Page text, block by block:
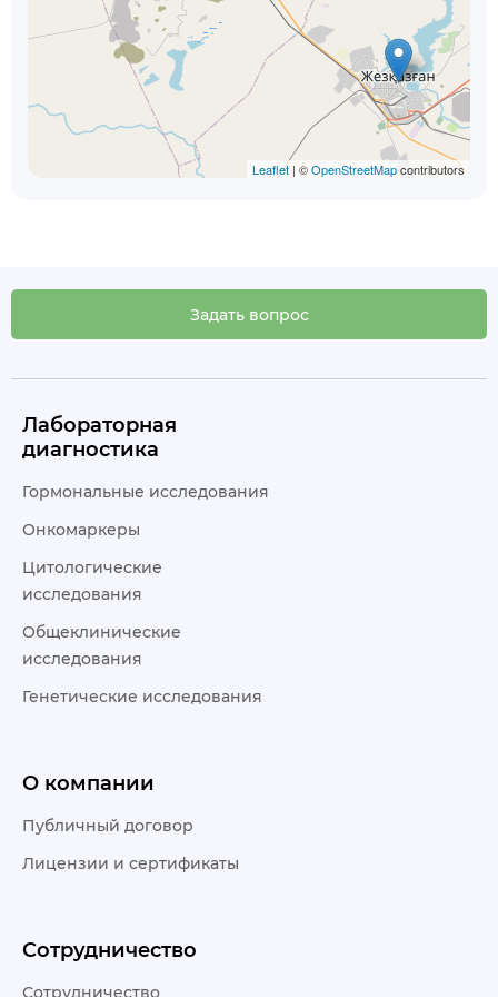
Leaflet | ©OpenStreetMapcontributors
Задать вопрос
Лабораторная
диагностика
Гормональные исследования
Онкомаркеры
Цитологические
исследования
Общеклинические
исследования
Генетические исследования
О компании
Публичный договор
Лицензии и сертификаты
Сотрудничество
Сотрудничество